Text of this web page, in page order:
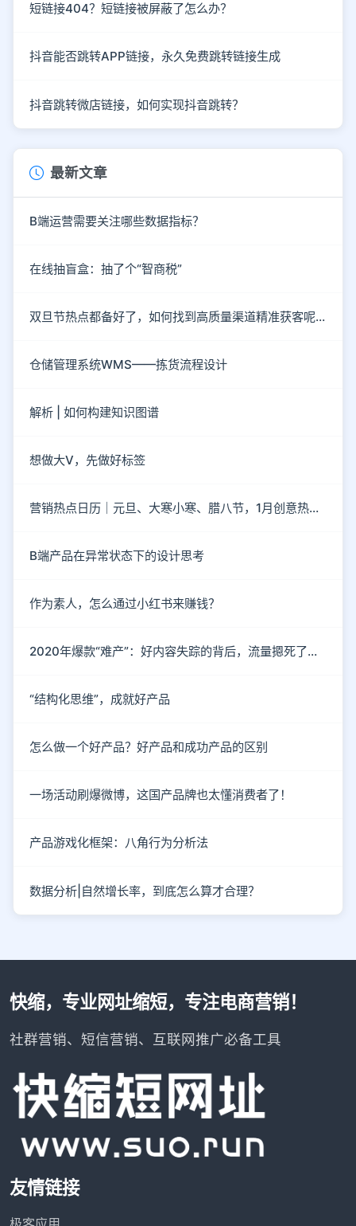
短链接404？短链接被屏蔽了怎么办？
抖音能否跳转APP链接，永久免费跳转链接生成
抖音跳转微店链接，如何实现抖音跳转？
最新文章
B端运营需要关注哪些数据指标？
在线抽盲盒：抽了个“智商税”
双旦节热点都备好了，如何找到高质量渠道精准获客呢？
仓储管理系统WMS——拣货流程设计
解析 | 如何构建知识图谱
想做大V，先做好标签
营销热点日历｜元旦、大寒小寒、腊八节，1月创意热点都在这
B端产品在异常状态下的设计思考
作为素人，怎么通过小红书来赚钱？
2020年爆款“难产”：好内容失踪的背后，流量摁死了内容
“结构化思维”，成就好产品
怎么做一个好产品？好产品和成功产品的区别
一场活动刷爆微博，这国产品牌也太懂消费者了！
产品游戏化框架：八角行为分析法
数据分析|自然增长率，到底怎么算才合理？
快缩，专业网址缩短，专注电商营销！
社群营销、短信营销、互联网推广必备工具
友情链接